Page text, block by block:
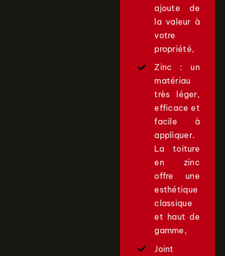
ajoute de
la valeur à
votre
propriété,
Zinc : un
matériau
très léger,
efficace et
facile à
appliquer.
La toiture
en zinc
offre une
esthétique
classique
et haut de
gamme,
Joint